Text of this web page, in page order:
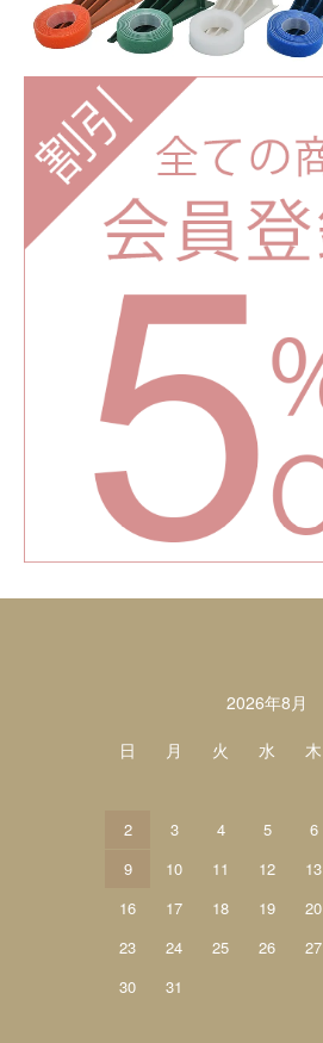
2026年8月
日
月 火 水 木
2
3 4 5 6
9
10 11 12 13
16
17 18 19 20
23
24 25 26 27
30
31